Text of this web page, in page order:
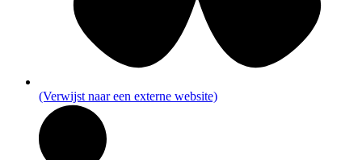
(Verwijst naar een externe website)